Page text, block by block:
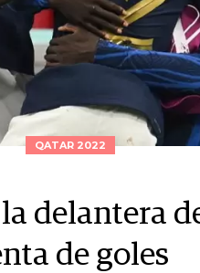
QATAR 2022
delantera
de goles